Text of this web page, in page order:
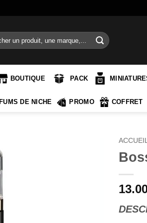
BOUTIQUE PACK
DE NICHE PROMO COFFRET